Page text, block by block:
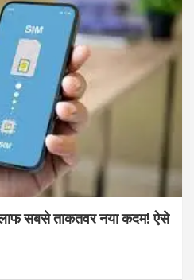
सबसे ताकतवर नया कदम! ऐसे